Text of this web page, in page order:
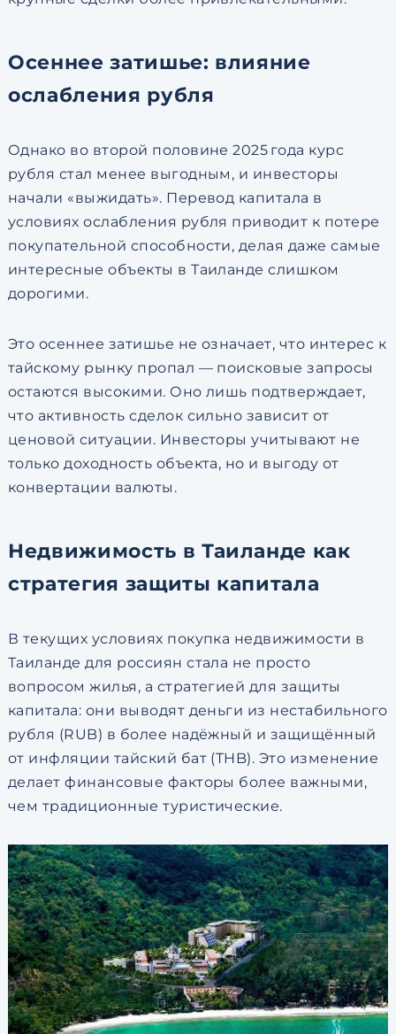
Осеннее затишье: влияние
ослабления рубля
Однако во второй половине 2025 года курс
рубля стал менее выгодным, и инвесторы
начали «выжидать». Перевод капитала в
условиях ослабления рубля приводит к потере
покупательной способности, делая даже самые
интересные объекты в Таиланде слишком
дорогими.
Это осеннее затишье не означает, что интерес к
тайскому рынку пропал — поисковые запросы
остаются высокими. Оно лишь подтверждает,
что активность сделок сильно зависит от
ценовой ситуации. Инвесторы учитывают не
только доходность объекта, но и выгоду от
конвертации валюты.
Недвижимость в Таиланде как
стратегия защиты капитала
В текущих условиях покупка недвижимости в
Таиланде для россиян стала не просто
вопросом жилья, а стратегией для защиты
капитала: они выводят деньги из нестабильного
рубля (RUB) в более надёжный и защищённый
от инфляции тайский бат (THB). Это изменение
делает финансовые факторы более важными,
чем традиционные туристические.